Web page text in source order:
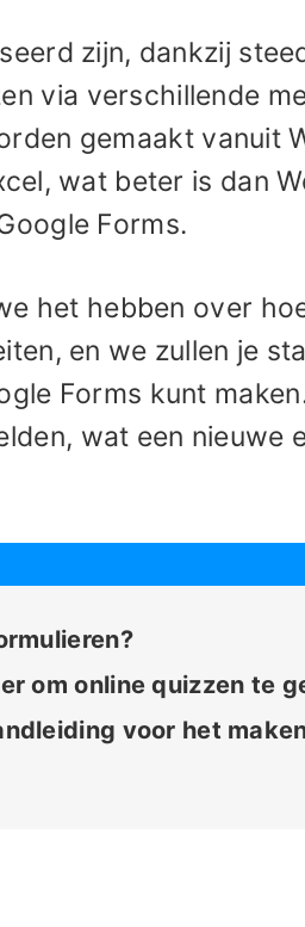
zijn, dankzij
via verschillende
gemaakt vanuit
wat beter is dan
Forms.
het hebben over
en we zullen je
Forms kunt
wat een nieuwe
om online quizzen te
voor het